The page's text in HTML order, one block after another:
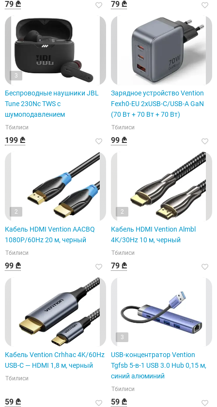
79 ₾ 79 ₾
3
Беспроводные наушники JBL
Tune 230Nc TWS с
шумоподавлением
Тбилиси
199 ₾
Зарядное устройство Vention
Fexh0-EU 2xUSB-C/USB-A GaN
(70 Вт + 70 Вт + 70 Вт)
Тбилиси
99 ₾
2
Кабель HDMI Vention AACBQ
1080P/60Hz 20 м, черный
Тбилиси
99 ₾
2
Кабель HDMI Vention Almbl
4K/30Hz 10 м, черный
Тбилиси
79 ₾
Кабель Vention Crhhac 4K/60Hz
USB-C — HDMI 1,8 м, черный
Тбилиси
59 ₾
3
USB-концентратор Vention
Tgfsb 5-в-1 USB 3.0 Hub 0,15 м,
синий алюминий
Тбилиси
59 ₾